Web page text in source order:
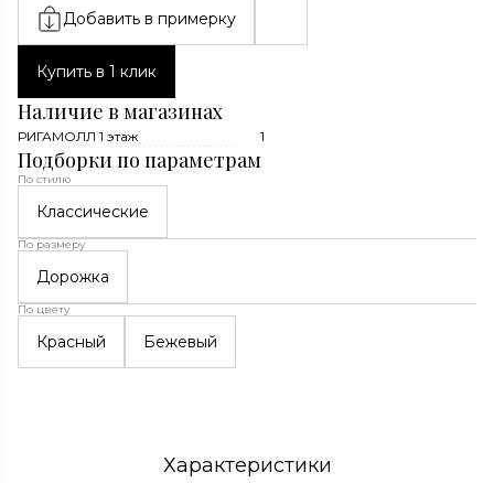
Добавить в примерку
Купить в 1 клик
Наличие в магазинах
РИГАМОЛЛ 1 этаж 1
Подборки по параметрам
По стилю
Классические
По размеру
Дорожка
По цвету
Красный Бежевый
Характеристики